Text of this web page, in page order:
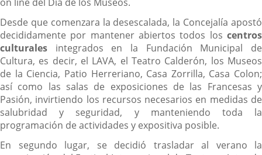
Desde que comenzara la desescalada, la Concejalía apostó
decididamente por mantener abiertos todos los centros
culturales integrados en la Fundación Municipal de
Cultura, es decir, el LAVA, el Teatro Calderón, los Museos
de la Ciencia, Patio Herreriano, Casa Zorrilla, Casa Colon;
así como las salas de exposiciones de las Francesas y
Pasión, invirtiendo los recursos necesarios en medidas de
salubridad y seguridad, y manteniendo toda la
programación de actividades y expositiva posible.
En segundo lugar, se decidió trasladar al verano la